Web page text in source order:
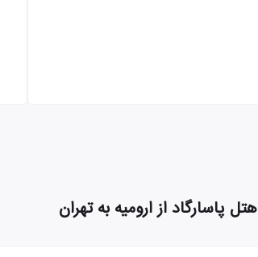
پاسارگاد از ارومیه به تهران